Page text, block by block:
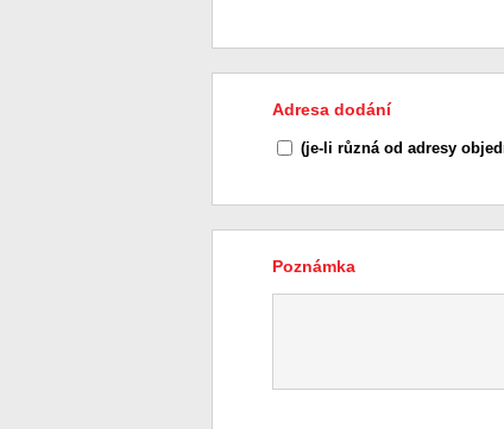
Adresa dodání
(je-li různá od adresy
Poznámka